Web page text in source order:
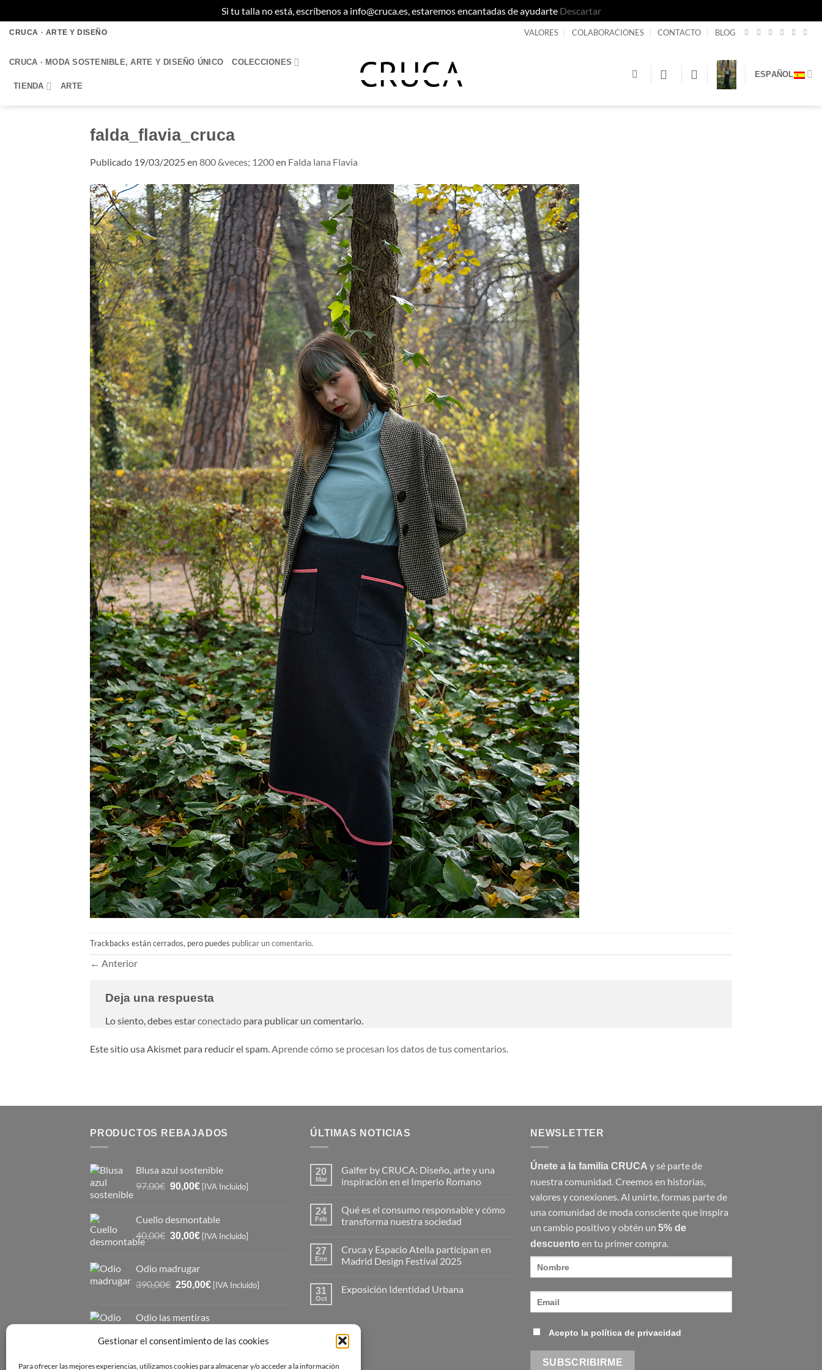
Gestionar el consentimiento de las cookies
Para ofrecer las mejores experiencias, utilizamos cookies para almacenar y/o acceder a la información
Si tu talla no está, escríbenos a info@cruca.es, estaremos encantadas de ayudarte Descartar
Saltar
contenido
CRUCA · ARTE Y DISEÑO VALORES COLABORACIONES CONTACTO BLOG
CRUCA · MODA SOSTENIBLE, ARTE Y DISEÑO ÚNICO COLECCIONES
TIENDA ARTE
ESPAÑOL
falda_flavia_cruca
Publicado 19/03/2025en 800 &veces; 1200en Falda lana Flavia
Trackbacks están cerrados, pero puedes publicar un comentario.
← Anterior
Deja una respuesta
Lo siento, debes estarconectado para publicar un comentario.
Este sitio usa Akismet para reducir el spam.Aprende cómo se procesan los datos de tus comentarios.
PRODUCTOS REBAJADOS
Blusa azul sostenible
97,00€ El
era:
97,00€.
90,00€El
es:
90,00€.
[IVA Incluido]
Cuello desmontable
40,00€ El
era:
40,00€.
30,00€El
30,00€.
[IVA Incluido]
Odio madrugar
390,00€ El
era:
390,00€.
250,00€El
es:
250,00€.
[IVA Incluido]
Odio las mentiras
precio
precio
ÚLTIMAS NOTICIAS
20
Mar
Galfer by CRUCA: Diseño, arte y una
inspiración en el Imperio Romano
comentarios
en
Galfer
Diseño,
arte
y
en
24
Feb
Qué es el consumo responsable y cómo
transforma nuestra sociedad
comentarios
en
Qué
consumo
responsable
nuestra
sociedad
27
Ene
Cruca y Espacio Atella participan en
Madrid Design Festival 2025
comentarios
participan
en
31
Oct
Exposición Identidad Urbana
en
Exposición
Identidad
Urbana
NEWSLETTER
Únete a la familia CRUCA y sé parte de
nuestra comunidad. Creemos en historias,
valores y conexiones. Al unirte, formas parte de
una comunidad de moda consciente que inspira
un cambio positivo y obtén un 5% de
descuento en tu primer compra.
Acepto la política de privacidad